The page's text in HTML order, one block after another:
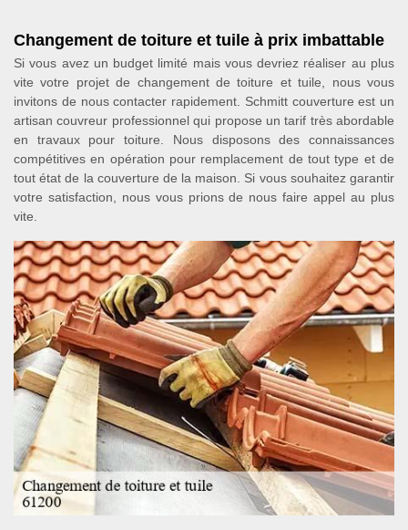
Changement de toiture et tuile à prix imbattable
Si vous avez un budget limité mais vous devriez réaliser au plus
vite votre projet de changement de toiture et tuile, nous vous
invitons de nous contacter rapidement. Schmitt couverture est un
artisan couvreur professionnel qui propose un tarif très abordable
en travaux pour toiture. Nous disposons des connaissances
compétitives en opération pour remplacement de tout type et de
tout état de la couverture de la maison. Si vous souhaitez garantir
votre satisfaction, nous vous prions de nous faire appel au plus
vite.